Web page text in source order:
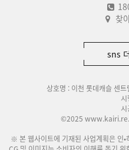
찾
sns
상호명 : 이천 롯데캐슬 센
©2025
※ 본 웹사이트에 기재된 사업계획은 인